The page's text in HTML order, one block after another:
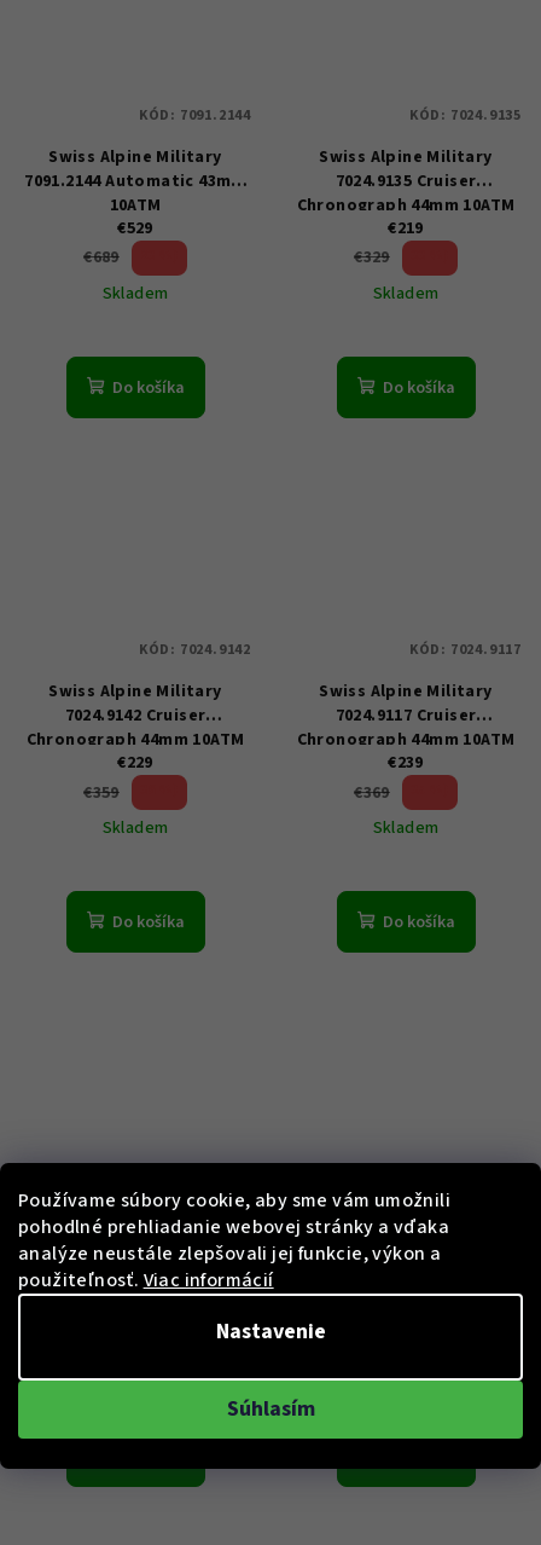
Používame súbory cookie, aby sme vám umožnili
pohodlné prehliadanie webovej stránky a vďaka
analýze neustále zlepšovali jej funkcie, výkon a
použiteľnosť. Viac informácií
Nastavenie
Súhlasím
Swiss Alpine Military
7091.2144 Automatic 43mm
10ATM
€529
€689
Skladem
Do košíka
KÓD: 7091.2144
Swiss Alpine Military
7024.9135 Cruiser
Chronograph 44mm 10ATM
€219
€329
Skladem
Do košíka
KÓD: 7024.9135
Swiss Alpine Military
7024.9142 Cruiser
Chronograph 44mm 10ATM
€229
€359
Skladem
Do košíka
KÓD: 7024.9142
Swiss Alpine Military
7024.9117 Cruiser
Chronograph 44mm 10ATM
€239
€369
Skladem
Do košíka
KÓD: 7024.9117
Swiss Alpine Military
7024.9137 Cruiser
Chronograph 44mm 10ATM
€219
Swiss Alpine Military
7024.9147 Cruiser
€229